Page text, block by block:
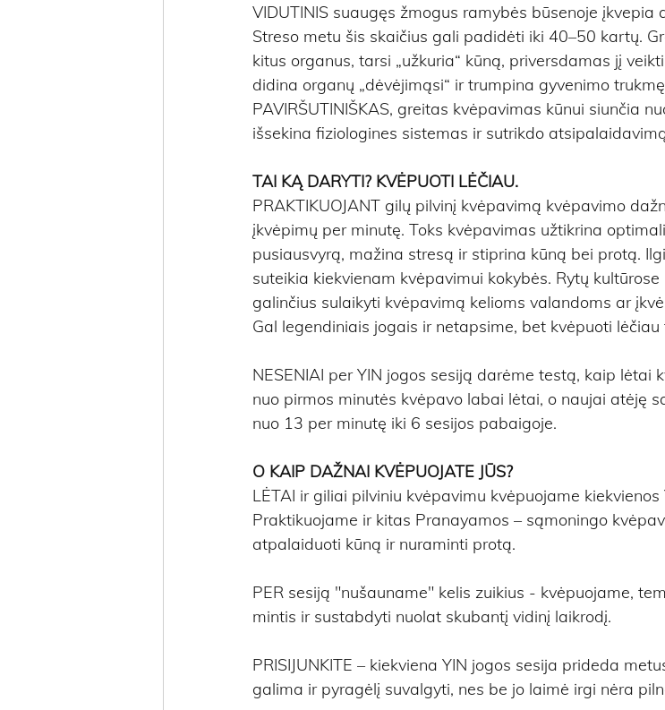
VIDUTINIS suaugęs žmogus ramybės būsenoje
Streso metu šis skaičius gali padidėti iki 40–50 kartų.
kitus organus, tarsi „užkuria“ kūną, priversdamas jį
didina organų „dėvėjimąsi“ ir trumpina gyvenimo
PAVIRŠUTINIŠKAS, greitas kvėpavimas kūnui siunčia
išsekina fiziologines sistemas ir sutrikdo
TAI KĄ DARYTI? KVĖPUOTI LĖČIAU.
PRAKTIKUOJANT gilų pilvinį kvėpavimą kvėpavimo
įkvėpimų per minutę. Toks kvėpavimas užtikrina
pusiausvyrą, mažina stresą ir stiprina kūną bei protą.
suteikia kiekvienam kvėpavimui kokybės. Rytų
galinčius sulaikyti kvėpavimą kelioms valandoms ar
Gal legendiniais jogais ir netapsime, bet kvėpuoti lėčiau
NESENIAI per YIN jogos sesiją darėme testą, kaip lėtai
nuo pirmos minutės kvėpavo labai lėtai, o naujai atėję
nuo 13 per minutę iki 6 sesijos pabaigoje.
O KAIP DAŽNAI KVĖPUOJATE JŪS?
LĖTAI ir giliai pilviniu kvėpavimu kvėpuojame kiekvienos
Praktikuojame ir kitas Pranayamos – sąmoningo
atpalaiduoti kūną ir nuraminti protą.
PER sesiją "nušauname" kelis zuikius - kvėpuojame,
mintis ir sustabdyti nuolat skubantį vidinį laikrodį.
PRISIJUNKITE – kiekviena YIN jogos sesija prideda
galima ir pyragėlį suvalgyti, nes be jo laimė irgi nėra